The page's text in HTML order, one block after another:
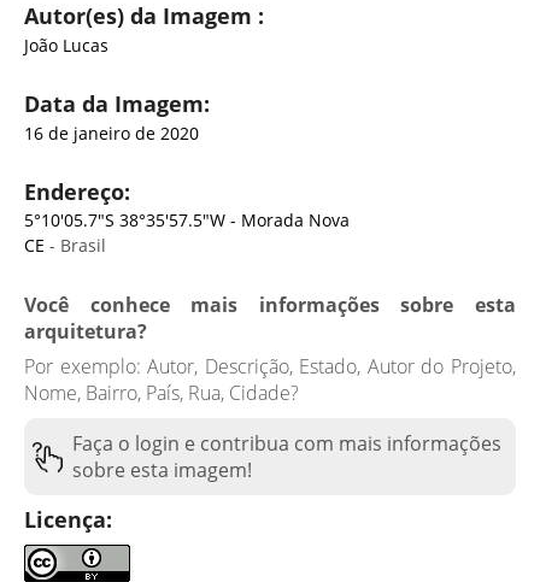
Autor(es) da Imagem :
João Lucas
Data da Imagem:
16 de janeiro de 2020
Endereço:
5°10'05.7"S 38°35'57.5"W - Morada Nova
CE - Brasil
Você conhece mais informações sobre esta
arquitetura?
Por exemplo: Autor, Descrição, Estado, Autor do Projeto,
Nome, Bairro, País, Rua, Cidade?
Faça o login e contribua com mais informações
sobre esta imagem!
Licença: